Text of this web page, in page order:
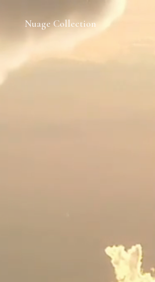
Nuage Collection